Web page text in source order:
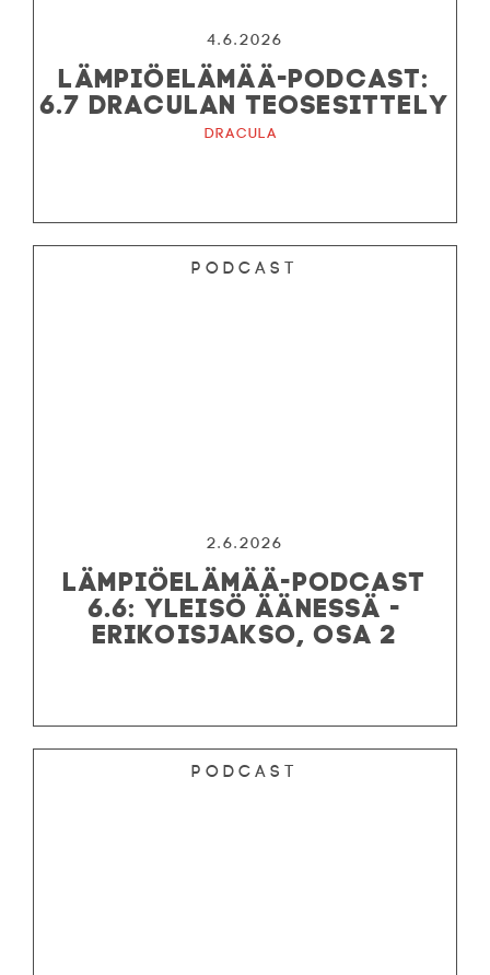
4.6.2026
LÄMPIÖELÄMÄÄ-PODCAST:
6.7 DRACULAN TEOSESITTELY
Dracula
Podcast
2.6.2026
LÄMPIÖELÄMÄÄ-PODCAST
6.6: YLEISÖ ÄÄNESSÄ -
ERIKOISJAKSO, OSA 2
Podcast